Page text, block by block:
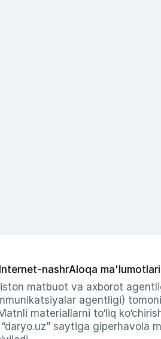
Internet-nashrAloqa ma'lumotlari
matbuot va axborot
agentligi)
materiallarni to‘liq
saytiga giperhavola